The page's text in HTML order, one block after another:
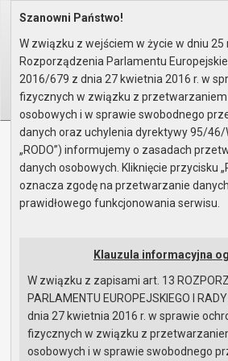
Home Organy Rada Miejska
A AA
Biuletyn
Urząd Miasta i
Redakcja Instrukcja korzystania
Strona główna
Szanowni Państwo!
W związku z wejściem w życie w dniu 25
Rozporządzenia Parlamentu
2016/679 z dnia 27 kwietnia 2016 r. w
fizycznych w związku z przetwarzaniem
osobowych i w sprawie swobodnego
danych oraz uchylenia dyrektywy 95/46/
„RODO”) informujemy o zasadach
danych osobowych. Kliknięcie przycisku
oznacza zgodę na przetwarzanie
prawidłowego funkcjonowania serwisu.
Klauzula informacyjna
W związku z zapisami art. 13
PARLAMENTU EUROPEJSKIEGO I
dnia 27 kwietnia 2016 r. w sprawie
fizycznych w związku z
osobowych i w sprawie swobodnego